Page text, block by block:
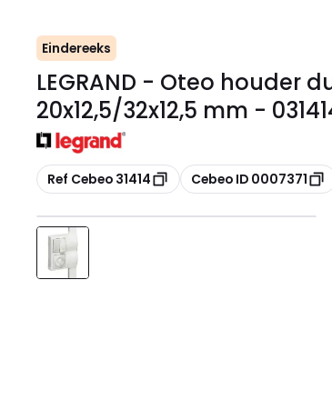
Eindereeks
LEGRAND - Oteo houder
20x12,5/32x12,5 mm -
Kopiëren
Ref Cebeo 31414 Kopiëren
Cebeo ID 0007371